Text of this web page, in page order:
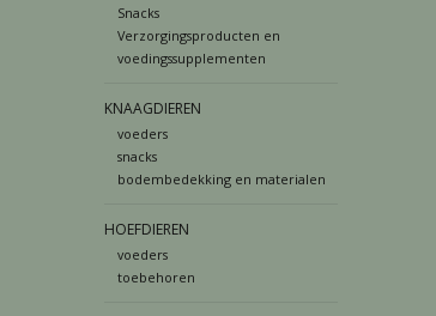
Snacks
Verzorgingsproducten en
voedingssupplementen
KNAAGDIEREN
voeders
snacks
bodembedekking en materialen
HOEFDIEREN
voeders
toebehoren